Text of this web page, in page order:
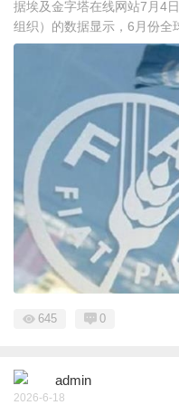
据埃及金字塔在线网站7月4
组织）的数据显示，6月份全
645 0
admin
2026-6-18